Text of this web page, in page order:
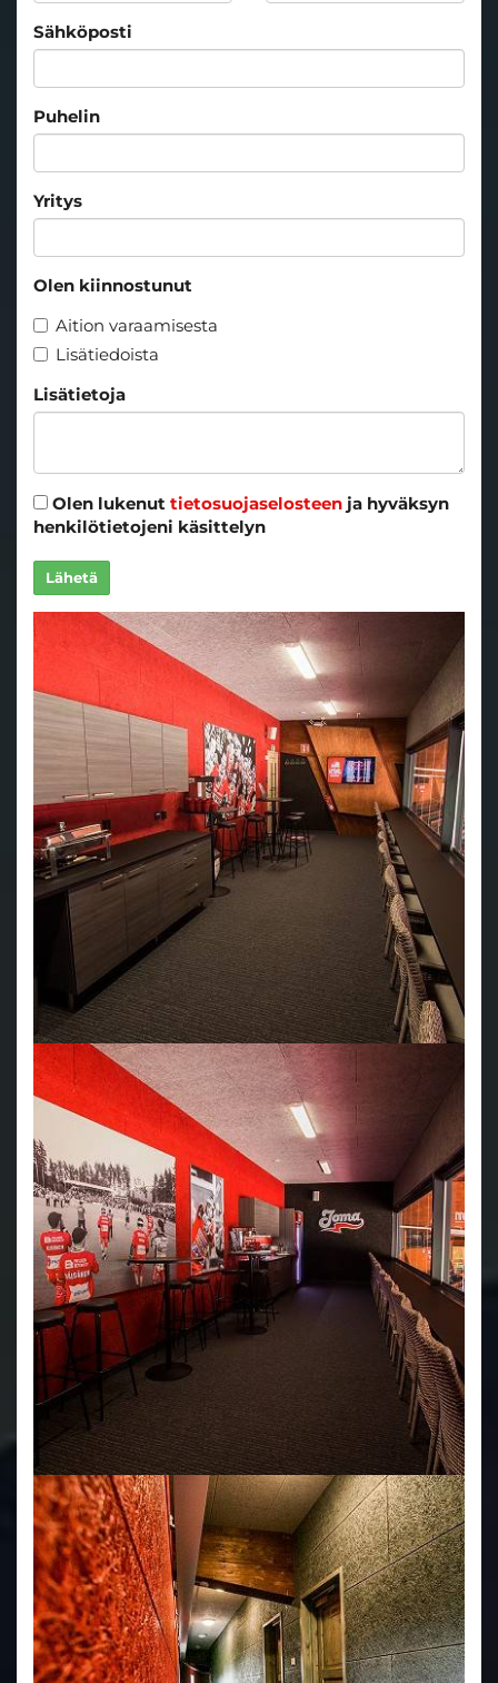
Sähköposti
Puhelin
Yritys
Olen kiinnostunut
Aition varaamisesta
Lisätiedoista
Lisätietoja
Olen lukenut tietosuojaselosteen ja hyväksyn
henkilötietojeni käsittelyn
Lähetä